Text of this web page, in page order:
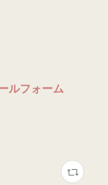
ルフォーム